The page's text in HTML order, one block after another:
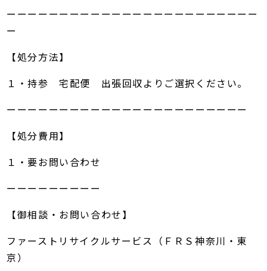
ーーーーーーーーーーーーーーーーーーーーーーーー
ー
【処分方法】
１・持参 宅配便 出張回収よりご選択ください。
ーーーーーーーーーーーーーーーーーーーーーーー
【処分費用】
１・要お問い合わせ
ーーーーーーーーー
【御相談・お問い合わせ】
ファーストリサイクルサービス（ＦＲＳ神奈川・東
京）